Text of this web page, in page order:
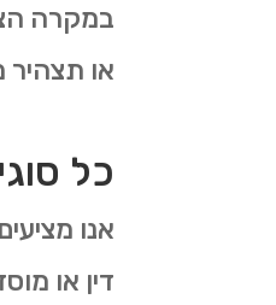
במקרה
או
כל
אנו
דין או